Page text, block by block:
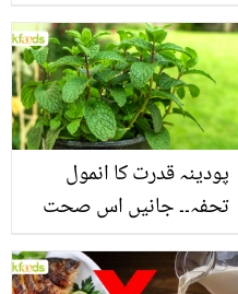
منرلز اور اینٹی آکسیڈنٹس
سے بھرپور اس سبزی کے
فائدے
پودینہ قدرت کا انمول
تحفہ۔۔ جانیں اس صحت
انگیز طبی فوائد